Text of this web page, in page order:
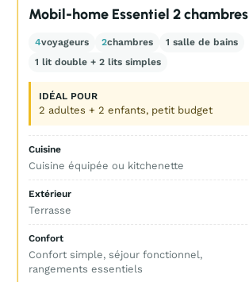
Mobil-home Essentiel 2 chambres
4voyageurs 2chambres
1 salle de bains
1 lit double + 2 lits simples
IDÉAL POUR
2 adultes + 2 enfants, petit budget
Cuisine
Cuisine équipée ou kitchenette
Extérieur
Terrasse
Confort
Confort simple, séjour fonctionnel,
rangements essentiels